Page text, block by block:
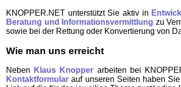
KNOPPER.NET unterstützt Sie aktiv in
Beratung und Informationsvermittlung zu
sowie bei der Rettung oder Konvertierung von
Wie man uns erreicht
Neben Klaus Knopper arbeiten bei
Kontaktformular auf unseren Seiten haben